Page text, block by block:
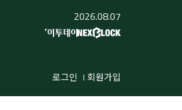
2026.08.07
로그인 회원가입